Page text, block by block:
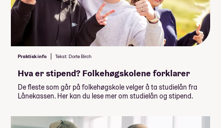
Obligatorisk: Nei
Pris: 22 500
Varighet: 2 uker
Måltider pr dag inkludert: 3
Praktisk info Tekst: Dorte Birch
Hva er stipend? Folkehøgskolene forklarer
De fleste som går på folkehøgskole velger å ta studielån fra
Lånekassen. Her kan du lese mer om studielån og stipend.